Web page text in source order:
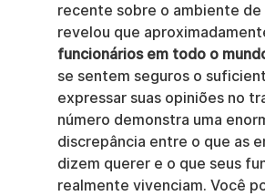
recente sobre o ambiente de
revelou que
funcionários em todo o
se sentem seguros o
expressar suas opiniões no
número demonstra uma
discrepância entre o que as
dizem querer e o que seus
realmente vivenciam. Você